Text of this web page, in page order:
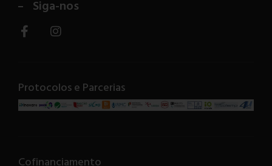
Siga-nos
Protocolos e Parcerias
Cofinanciamento